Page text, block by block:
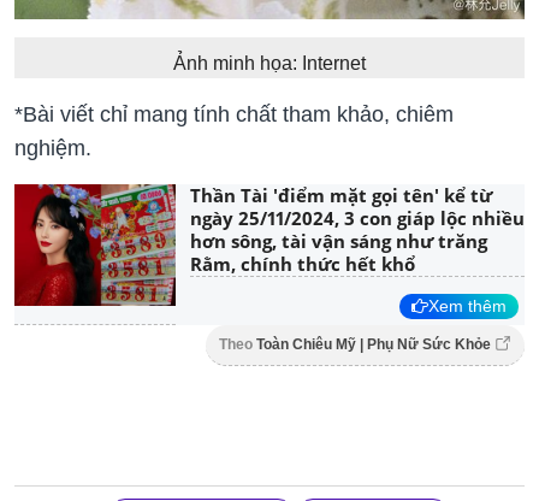
Ảnh minh họa: Internet
*Bài viết chỉ mang tính chất tham khảo, chiêm
nghiệm.
Thần Tài 'điểm mặt gọi tên' kể từ
ngày 25/11/2024, 3 con giáp lộc nhiều
hơn sông, tài vận sáng như trăng
Rằm, chính thức hết khổ
Xem thêm
Theo Toàn Chiêu Mỹ | Phụ Nữ Sức Khỏe